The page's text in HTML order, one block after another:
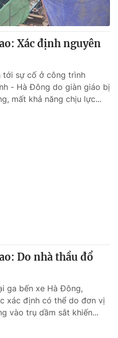
Xác định nguyên
tới sự cố ở công trình
- Hà Đông do giàn giáo bị
mất khả năng chịu lực...
Do nhà thầu đổ
ga bến xe Hà Đông,
xác định có thể do đơn vị
vào trụ dầm sắt khiến...